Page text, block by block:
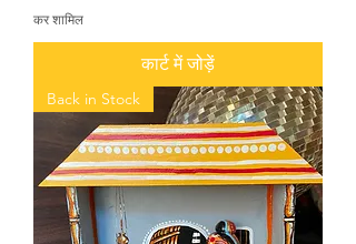
कर शामिल
कार्ट में जोड़ें
Back in Stock